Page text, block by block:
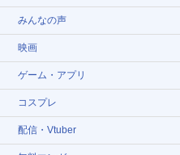
みんなの声
映画
ゲーム・アプリ
コスプレ
配信・Vtuber